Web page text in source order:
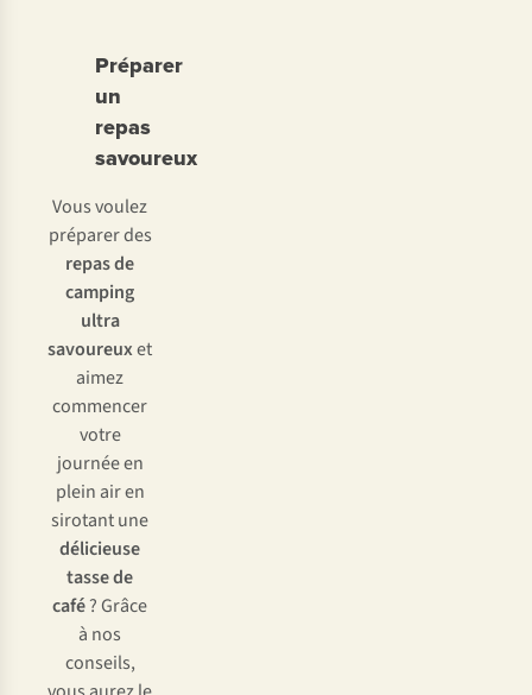
Préparer
un
repas
savoureux
Vous voulez
préparer des
repas de
camping
ultra
savoureuxet
aimez
commencer
votre
journée en
plein air en
sirotant une
délicieuse
tasse de
café? Grâce
à nos
conseils,